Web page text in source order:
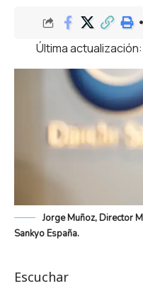
Última
Jorge Muñoz, Director
Sankyo España.
Escuchar